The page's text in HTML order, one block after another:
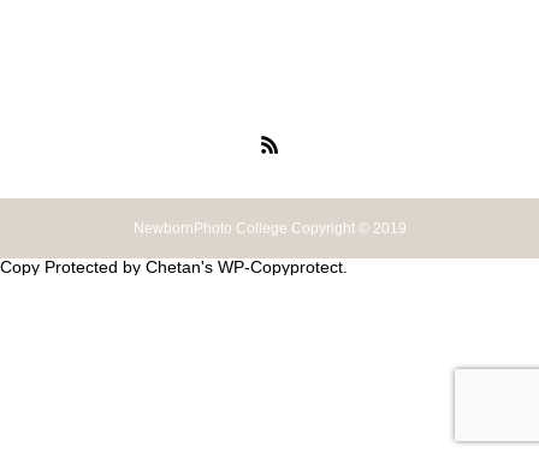
NewbornPhoto College Copyright © 2019
Copy Protected by Chetan's WP-Copyprotect